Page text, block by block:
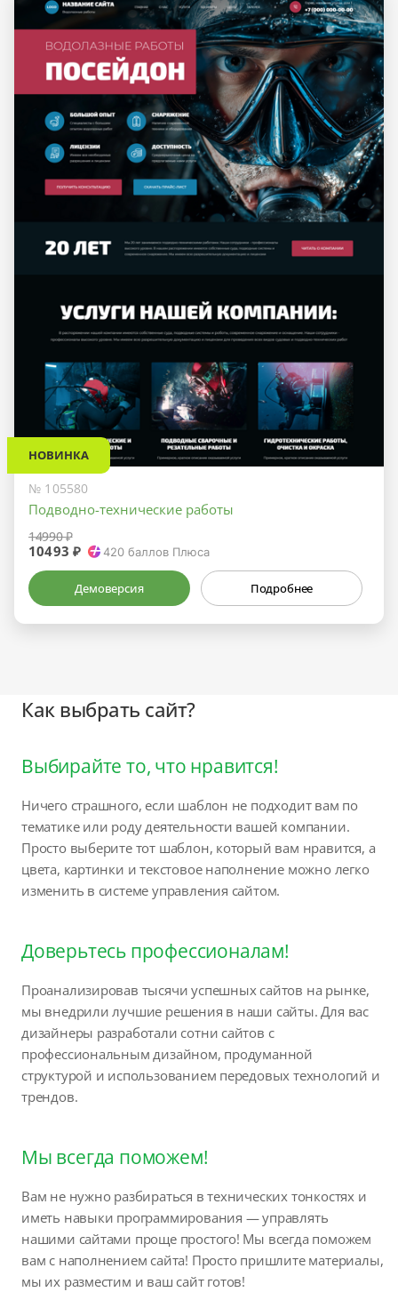
НОВИНКА
№ 105580
Подводно-технические работы
14990 ₽
10493 ₽ 420 баллов Плюса
Демоверсия Подробнее
Как выбрать сайт?
Выбирайте то, что нравится!
Ничего страшного, если шаблон не подходит вам по
тематике или роду деятельности вашей компании.
Просто выберите тот шаблон, который вам нравится, а
цвета, картинки и текстовое наполнение можно легко
изменить в системе управления сайтом.
Доверьтесь профессионалам!
Проанализировав тысячи успешных сайтов на рынке,
мы внедрили лучшие решения в наши сайты. Для вас
дизайнеры разработали сотни сайтов с
профессиональным дизайном, продуманной
структурой и использованием передовых технологий и
трендов.
Мы всегда поможем!
Вам не нужно разбираться в технических тонкостях и
иметь навыки программирования — управлять
нашими сайтами проще простого! Мы всегда поможем
вам с наполнением сайта! Просто пришлите материалы,
мы их разместим и ваш сайт готов!